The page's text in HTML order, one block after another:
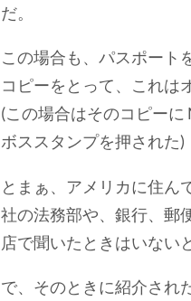
だ。
この場合も、パスポート
コピーをとって、これは
(この場合はそのコピー
ボススタンプを押された)
とまぁ、アメリカに住ん
社の法務部や、銀行、郵
店で聞いたときはいない
で、そのときに紹介され